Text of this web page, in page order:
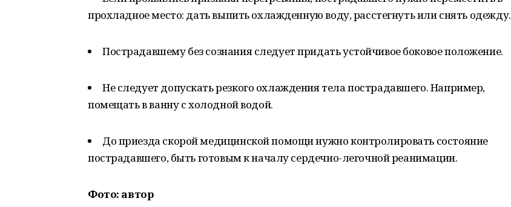
прохладное место: дать выпить охлажденную воду, расстегнуть или снять одежду.
Пострадавшему без сознания следует придать устойчивое боковое положение.
Не следует допускать резкого охлаждения тела пострадавшего. Например,
помещать в ванну с холодной водой.
До приезда скорой медицинской помощи нужно контролировать состояние
пострадавшего, быть готовым к началу сердечно-легочной реанимации.
Фото: автор